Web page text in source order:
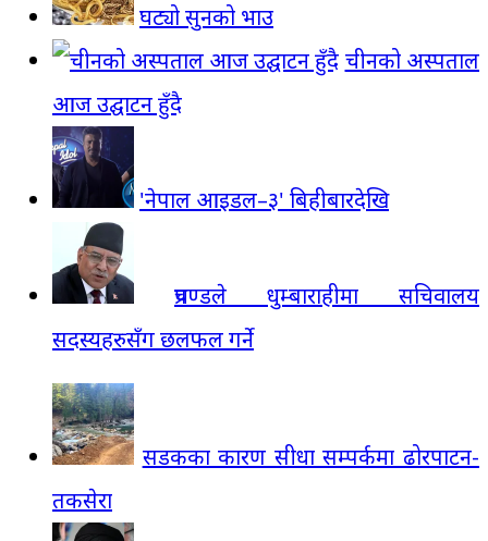
घट्यो सुनको भाउ
चीनको अस्पताल
आज उद्घाटन हुँदै
'नेपाल आइडल–३' बिहीबारदेखि
प्रचण्डले धुम्बाराहीमा सचिवालय
सदस्यहरुसँग छलफल गर्ने
सडकका कारण सीधा सम्पर्कमा ढोरपाटन-
तकसेरा